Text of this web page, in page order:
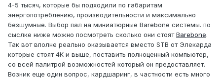
4-5 тысяч, которые бы подходили по габаритам
энергопотреблению, производительности и максимально
безшумные. Выбор пал на миниатюрные Barebone системы. по
сыслке ниже можно посмотреть сколько они стоятBarebone.
Так вот вполне реально оказывается вместо STB от Элекарда
которые стоят 4К и выше, поставить полноценный компьютер,
со всей палитрой возможностей который он предоставляет.
Возник еще один вопрос, кардшаринг, в частности есть много